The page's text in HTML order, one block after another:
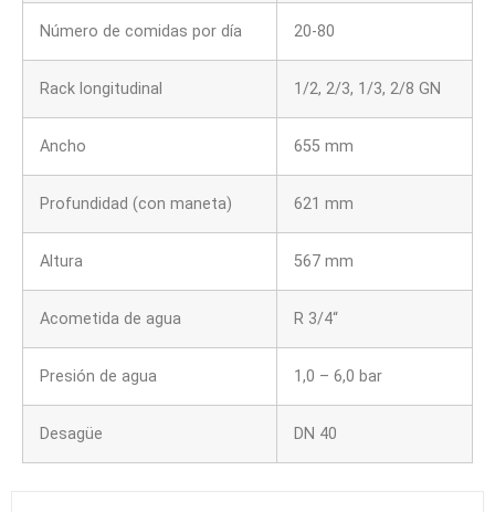
Número de comidas por día 20-80
Rack longitudinal 1/2, 2/3, 1/3, 2/8 GN
Ancho 655 mm
Profundidad (con maneta) 621 mm
Altura 567 mm
Acometida de agua R 3/4“
Presión de agua 1,0 – 6,0 bar
Desagüe DN 40